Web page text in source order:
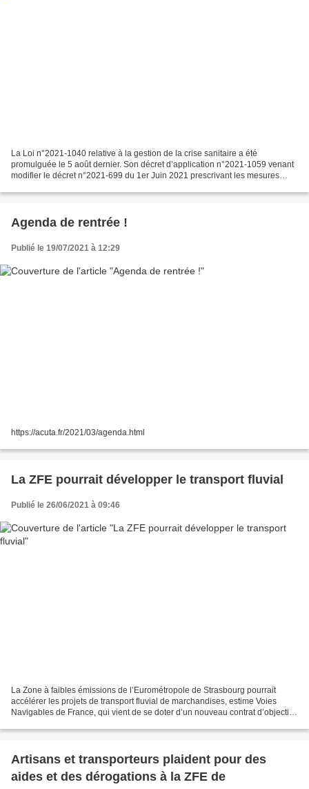
La Loi n°2021-1040 relative à la gestion de la crise sanitaire a été
promulguée le 5 août dernier. Son décret d’application n°2021-1059 venant
modifier le décret n°2021-699 du 1er Juin 2021 prescrivant les mesures
Agenda de rentrée !
Publié le 19/07/2021 à 12:29
https://acuta.fr/2021/03/agenda.html
La ZFE pourrait développer le transport fluvial
Publié le 26/06/2021 à 09:46
La Zone à faibles émissions de l’Eurométropole de Strasbourg pourrait
accélérer les projets de transport fluvial de marchandises, estime Voies
Navigables de France, qui vient de se doter d’un nouveau contrat d’objectifs
Artisans et transporteurs plaident pour des
aides et des dérogations à la ZFE de